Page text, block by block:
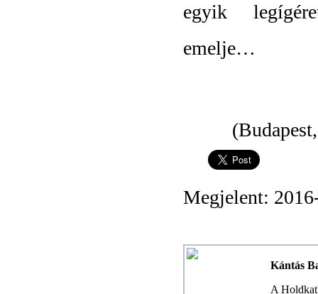
egyik
emelje…
Megjelent:
Kántás
A